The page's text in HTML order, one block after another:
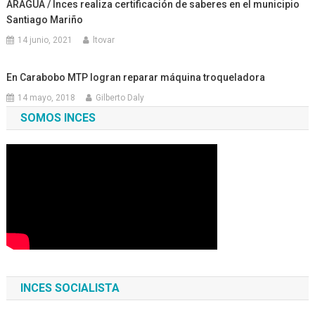
ARAGUA / Inces realiza certificación de saberes en el municipio
Santiago Mariño
14 junio, 2021 ltovar
En Carabobo MTP logran reparar máquina troqueladora
14 mayo, 2018 Gilberto Daly
SOMOS INCES
INCES SOCIALISTA